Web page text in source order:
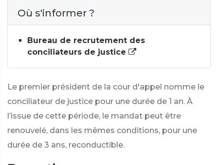
Où s'informer ?
Bureau de recrutement des
conciliateurs de justice
Le premier président de la cour d'appel nomme le
conciliateur de justice pour une durée de 1 an. À
l’issue de cette période, le mandat peut être
renouvelé, dans les mêmes conditions, pour une
durée de 3 ans, reconductible.